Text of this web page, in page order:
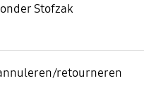
Stofzak
retourneren